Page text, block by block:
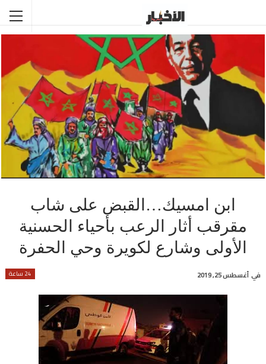
ابن امسيك…القبض على شاب
مقرقب أثار الرعب بأحياء الحسنية
الأولى وشارع لكويرة وحي الحفرة
24 ساعة في أغسطس 25, 2019